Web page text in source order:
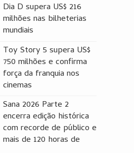
Dia D supera US$ 216
milhões nas bilheterias
mundiais
Toy Story 5 supera US$
750 milhões e confirma
força da franquia nos
cinemas
Sana 2026 Parte 2
encerra edição histórica
com recorde de público e
mais de 120 horas de